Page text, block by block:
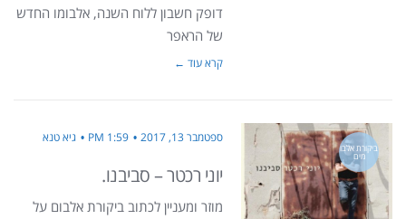
דופק חשבון ללוח השנה, אלבומו החדש
של הראפר
קרא עוד ←
ביקורת אלבו
מים
ספטמבר 13, 2017 1:59 PM גיא טנא
יוני רכטר – סביבנו.
מוזר ומעניין לכתוב ביקורת אלבום על